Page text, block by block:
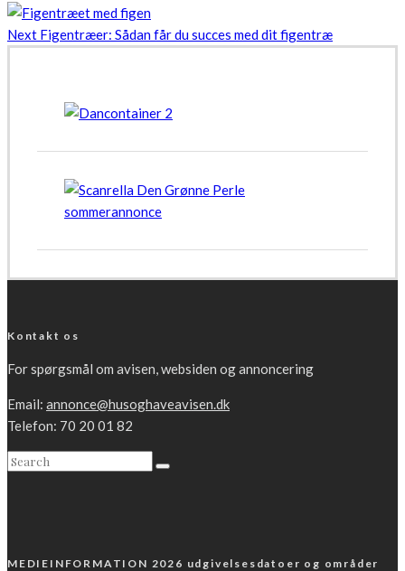
Next Figentræer: Sådan får du succes med dit figentræ
Kontakt os
For spørgsmål om avisen, websiden og annoncering
Email: annonce@husoghaveavisen.dk
Telefon: 70 20 01 82
MEDIEINFORMATION 2026 udgivelsesdatoer og områder